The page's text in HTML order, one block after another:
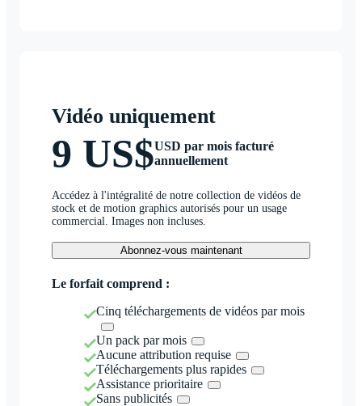
Vidéo uniquement
9 US$USD par mois facturé
annuellement
Accédez à l'intégralité de notre collection de vidéos de
stock et de motion graphics autorisés pour un usage
commercial. Images non incluses.
Abonnez-vous maintenant
Le forfait comprend :
Cinq téléchargements de vidéos par mois
Un pack par mois
Aucune attribution requise
Téléchargements plus rapides
Assistance prioritaire
Sans publicités